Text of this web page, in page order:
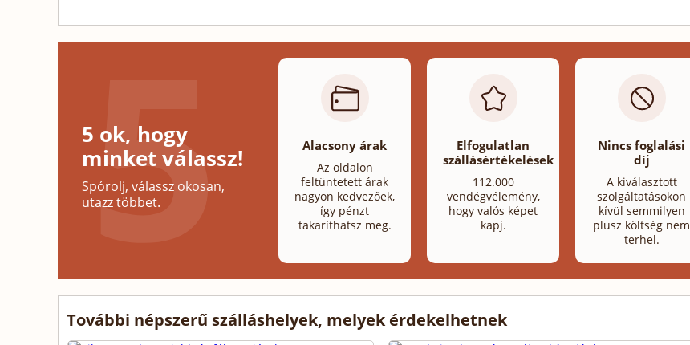
5 ok, hogy
minket válassz!
Spórolj, válassz okosan,
utazz többet.
Alacsony árak
Az oldalon
feltüntetett árak
nagyon kedvezőek,
így pénzt
takaríthatsz meg.
Elfogulatlan
szállásértékelések
112.000
vendégvélemény,
hogy valós képet
kapj.
Nincs foglalási
díj
A kiválasztott
szolgáltatásokon
kívül semmilyen
plusz költség nem
terhel.
További népszerű szálláshelyek, melyek érdekelhetnek